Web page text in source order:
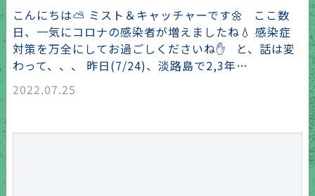
こんにちは⛅ ミスト＆キャッチャーです🌼 ここ数
日、一気にコロナの感染者が増えましたね💧 感染症
対策を万全にしてお過ごしくださいね✋ と、話は変
わって、、、 昨日(7/24)、淡路島で2,3年…
2022.07.25